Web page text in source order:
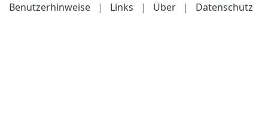
Benutzerhinweise
| Links | Über | Datenschutz